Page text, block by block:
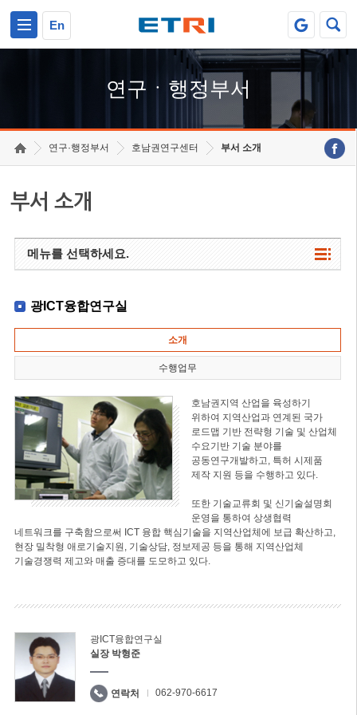
En
연구ㆍ행정부서
연구·행정부서 호남권연구센터 부서 소개
부서 소개
메뉴를 선택하세요.
광ICT융합연구실
소개
수행업무
호남권지역 산업을 육성하기
위하여 지역산업과 연계된 국가
로드맵 기반 전략형 기술 및 산업체
수요기반 기술 분야를
공동연구개발하고, 특허 시제품
제작 지원 등을 수행하고 있다.
또한 기술교류회 및 신기술설명회
운영을 통하여 상생협력
네트워크를 구축함으로써 ICT 융합 핵심기술을 지역산업체에 보급 확산하고,
현장 밀착형 애로기술지원, 기술상담, 정보제공 등을 통해 지역산업체
기술경쟁력 제고와 매출 증대를 도모하고 있다.
광ICT융합연구실
실장 박형준
연락처 062-970-6617